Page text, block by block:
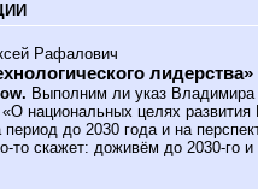
Рафалович
лидерства»
Выполним ли указ Владимира
национальных целях развития
до 2030 года и на
то скажет: доживём до 2030-го